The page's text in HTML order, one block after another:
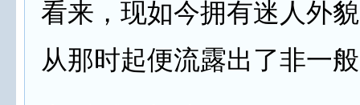
看来，现如今拥有迷人外
从那时起便流露出了非一